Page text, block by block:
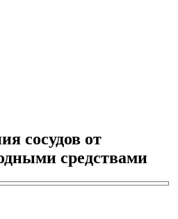
сосудов от
средствами